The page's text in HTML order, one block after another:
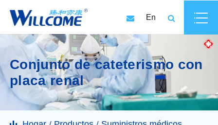
En
Conjunto de cateterismo con
placa renal